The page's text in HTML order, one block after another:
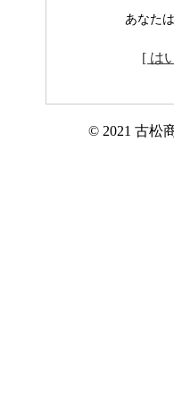
あなた
[ は
© 2021 古松